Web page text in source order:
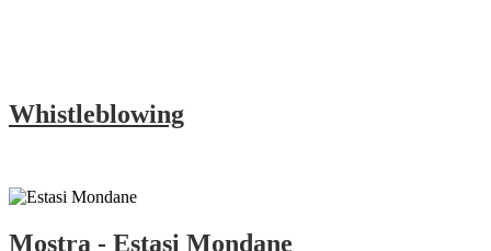
Whistleblowing
Mostra - Estasi Mondane